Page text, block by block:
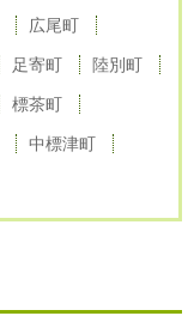
広尾町
足寄町 陸別町
標茶町
中標津町